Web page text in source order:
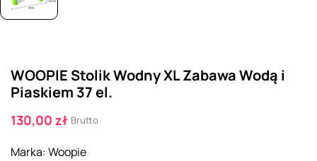
WOOPIE Stolik Wodny XL Zabawa Wodą i
Piaskiem 37 el.
130,00 zł Brutto
Marka:Woopie